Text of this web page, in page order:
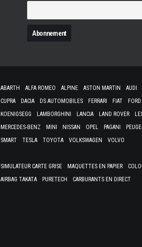
ABARTH ALFA ROMEO ALPINE ASTON MARTIN AUDI
CUPRA
DACIA DS AUTOMOBILES FERRARI FIAT FORD
KOENIGSEGG
LAMBORGHINI LANCIA LAND ROVER
MERCEDES-BENZ
MINI NISSAN OPEL PAGANI
SMART
TESLA TOYOTA VOLKSWAGEN VOLVO
SIMULATEUR CARTE GRISE MAQUETTES EN PAPIER
AIRBAG TAKATA
PURETECH CARBURANTS EN DIRECT